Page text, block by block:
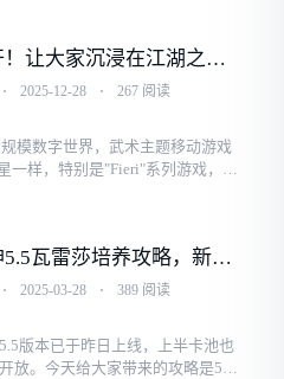
江湖便衣供···
！让大家沉浸在江湖之旅
情的热血江湖私服游戏
⋅ 2025-12-28 ⋅ 267 阅读
模数字世界，武术主题移动游戏
一样，特别是"Fieri"系列游戏，捕
5.5瓦雷莎培养攻略，新一
战神！强势配队推荐
⋅ 2025-03-28 ⋅ 389 阅读
版本已于昨日上线，上半卡池也
放。今天给大家带来的攻略是5.5